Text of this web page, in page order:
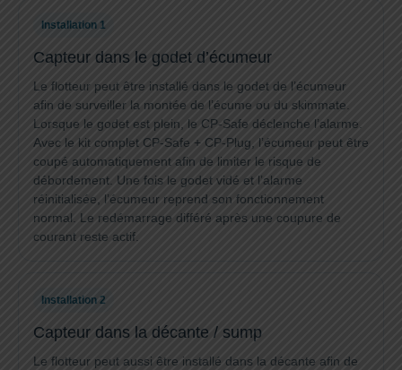
Installation 1
Capteur dans le godet d’écumeur
Le flotteur peut être installé dans le godet de l’écumeur
afin de surveiller la montée de l’écume ou du skimmate.
Lorsque le godet est plein, le CP-Safe déclenche l’alarme.
Avec le kit complet CP-Safe + CP-Plug, l’écumeur peut être
coupé automatiquement afin de limiter le risque de
débordement. Une fois le godet vidé et l’alarme
réinitialisée, l’écumeur reprend son fonctionnement
normal. Le redémarrage différé après une coupure de
courant reste actif.
Installation 2
Capteur dans la décante / sump
Le flotteur peut aussi être installé dans la décante afin de